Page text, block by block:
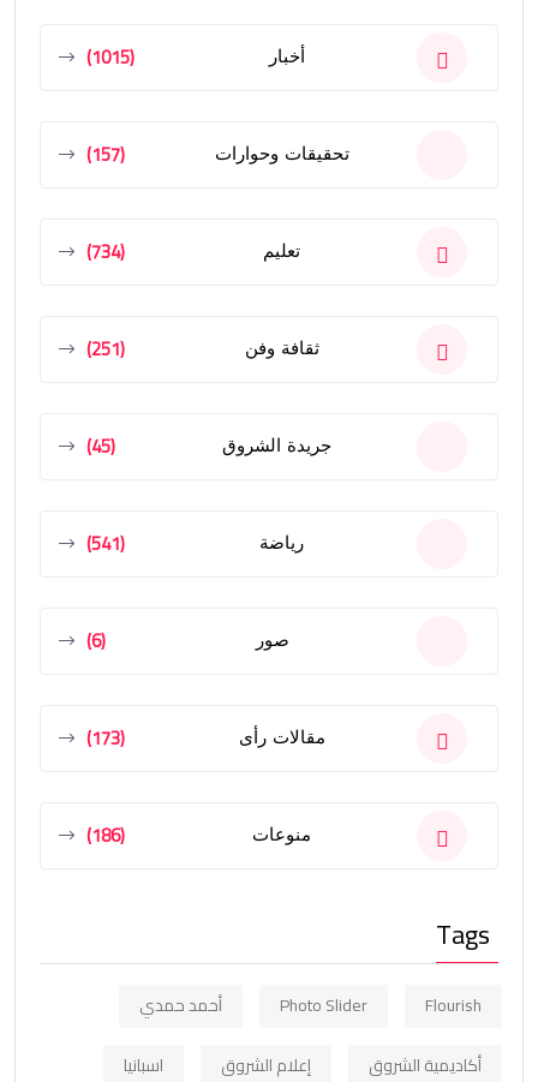
أخبار (1015)
تحقيقات وحوارات (157)
تعليم (734)
ثقافة وفن (251)
جريدة الشروق (45)
رياضة (541)
صور (6)
مقالات رأى (173)
منوعات (186)
Tags
Flourish
Photo Slider
أحمد حمدي
أكاديمية الشروق
إعلام الشروق
اسبانيا